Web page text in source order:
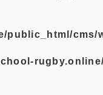
public_html/